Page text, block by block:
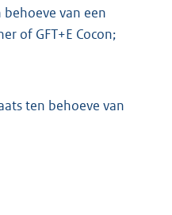
van een
of GFT+E Cocon;
ten behoeve van